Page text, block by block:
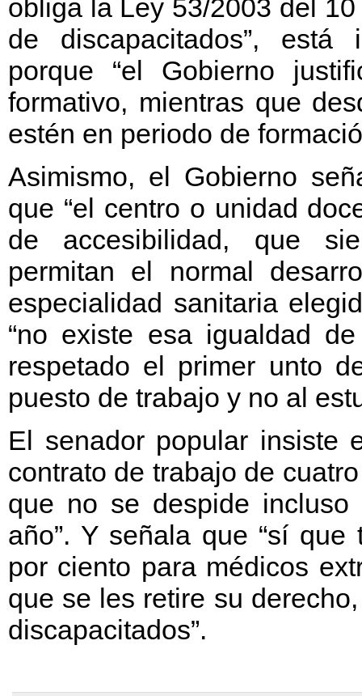
obliga la Ley 53/2003 del
de discapacitados”, está
porque “el Gobierno
formativo, mientras que
estén en periodo de
Asimismo, el Gobierno
que “el centro o unidad
de accesibilidad, que
permitan el normal
especialidad sanitaria
“no existe esa igualdad
respetado el primer unto
puesto de trabajo y no al
El senador popular insiste
contrato de trabajo de
que no se despide
año”. Y señala que “sí
por ciento para médicos
que se les retire su
discapacitados”.